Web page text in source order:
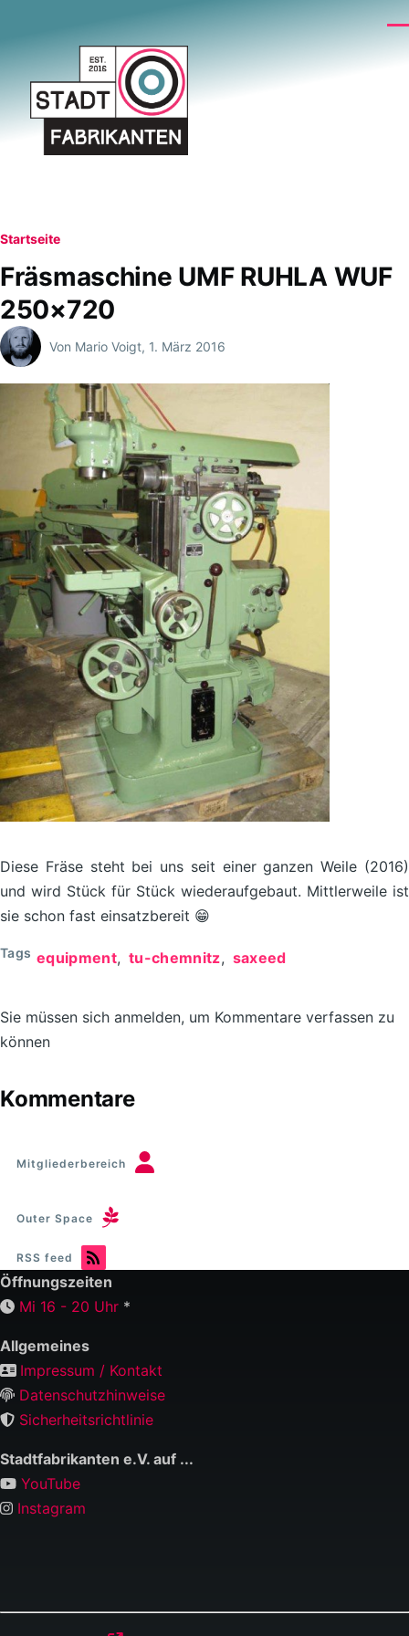
Pfadnavigation
Startseite
Fräsmaschine UMF RUHLA WUF
250×720
Von Mario Voigt, 1. März 2016
Diese Fräse steht bei uns seit einer ganzen Weile (2016)
und wird Stück für Stück wiederaufgebaut. Mittlerweile ist
sie schon fast einsatzbereit 😁
Tags equipment tu-chemnitz saxeed
Sie müssen sich anmelden, um Kommentare verfassen zu
können
Kommentare
Mitgliederbereich
Outer Space
RSS feed
Öffnungszeiten
Mi 16 - 20 Uhr *
Allgemeines
Impressum / Kontakt
Datenschutzhinweise
Sicherheitsrichtlinie
Stadtfabrikanten e.V. auf ...
YouTube
Instagram